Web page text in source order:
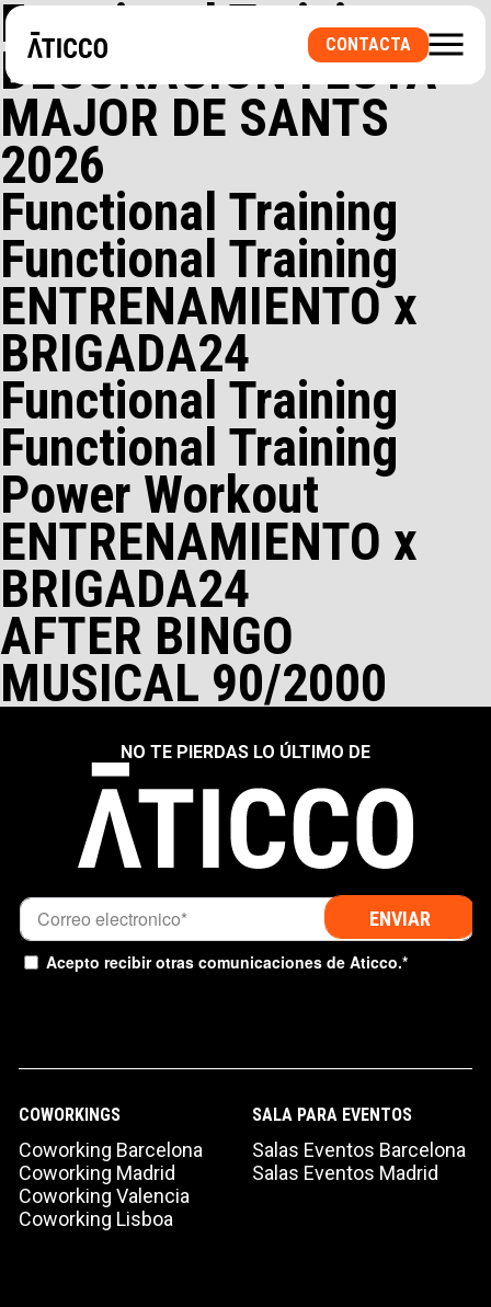
CONTACTA
Functional Training
DECORACIÓN FESTA
MAJOR DE SANTS
2026
Functional Training
Functional Training
ENTRENAMIENTO x
BRIGADA24
Functional Training
Functional Training
Power Workout
ENTRENAMIENTO x
BRIGADA24
AFTER BINGO
MUSICAL 90/2000
¿BUSCAS UN ESPACIO DE COWORKING O UNA
OFICINA PRIVADA? ¿UNA SALA PARA
EVENTOS?
INFORMACIÓN PERSONAL
TIPO DE SOLICITUD
NO TE PIERDAS LO ÚLTIMO DE
Acepto recibir otras comunicaciones de Aticco.*
COWORKINGS
Coworking Barcelona
Coworking Madrid
Coworking Valencia
Coworking Lisboa
SALA PARA EVENTOS
Salas Eventos Barcelona
Salas Eventos Madrid